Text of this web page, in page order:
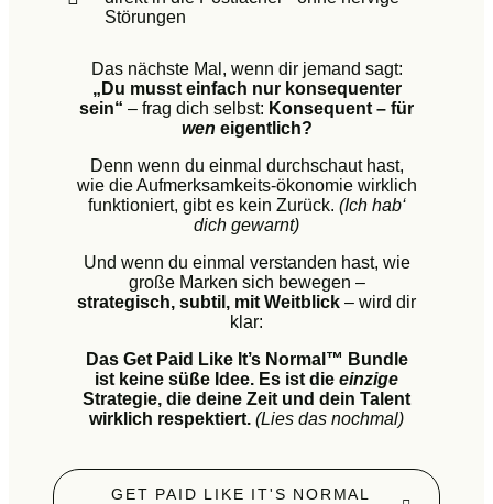
Störungen
Das nächste Mal, wenn dir jemand sagt:
„Du musst einfach nur konsequenter
sein“ – frag dich selbst: Konsequent – für
wen eigentlich?
Denn wenn du einmal durchschaut hast,
wie die Aufmerksamkeits-ökonomie wirklich
funktioniert, gibt es kein Zurück. (Ich hab‘
dich gewarnt)
Und wenn du einmal verstanden hast, wie
große Marken sich bewegen –
strategisch, subtil, mit Weitblick – wird dir
klar:
Das Get Paid Like It’s Normal™ Bundle
ist keine süße Idee. Es ist die einzige
Strategie, die deine Zeit und dein Talent
wirklich respektiert. (Lies das nochmal)
GET PAID LIKE IT'S NORMAL